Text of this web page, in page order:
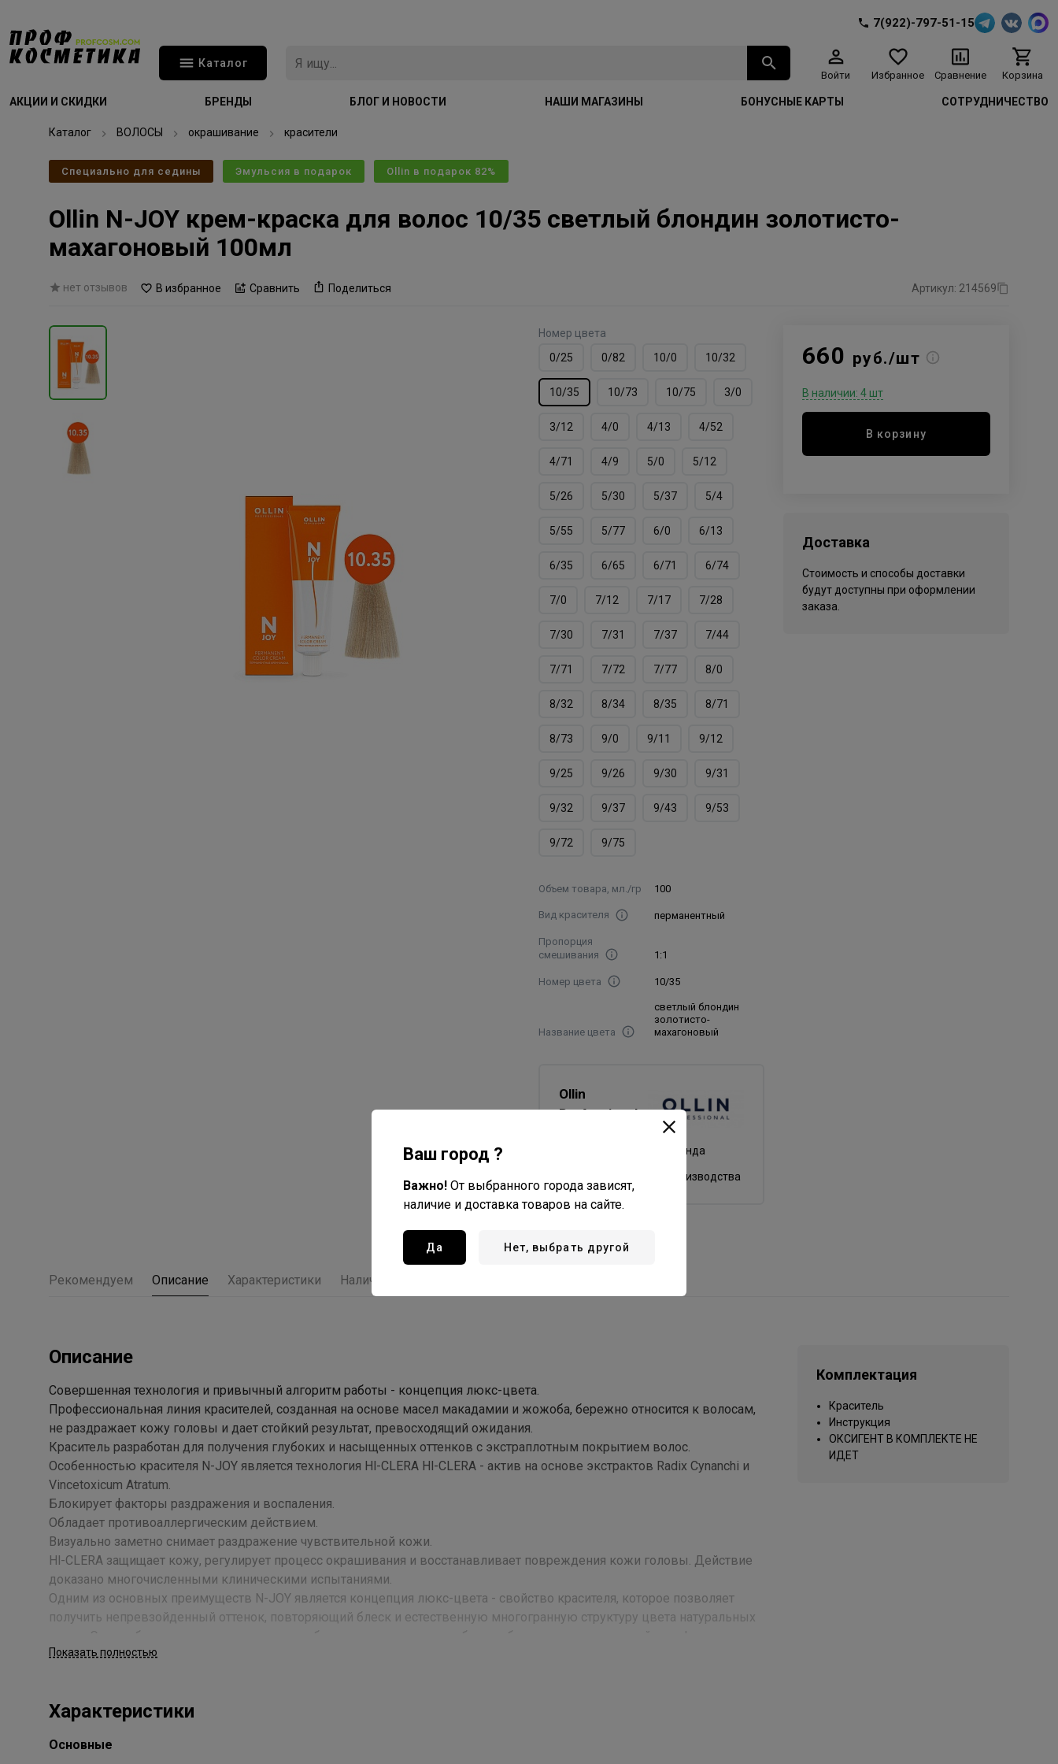
7(922)-797-51-15
Каталог
Войти Избранное Сравнение Корзина
АКЦИИ И СКИДКИ БРЕНДЫ БЛОГ И НОВОСТИ НАШИ МАГАЗИНЫ БОНУСНЫЕ КАРТЫ СОТРУДНИЧЕСТВО
Каталог ВОЛОСЫ окрашивание красители
Специально для седины Эмульсия в подарок Ollin в подарок 82%
Ollin N-JOY крем-краска для волос 10/35 светлый блондин золотисто-
махагоновый 100мл
нет отзывов В избранное Сравнить Поделиться Артикул: 214569
Номер цвета
0/25
0/82 10/0 10/32
10/35 10/73 10/75 3/0
3/12 4/0 4/13 4/52
4/71 4/9 5/0 5/12
5/26 5/30 5/37 5/4
5/55 5/77 6/0 6/13
6/35 6/65 6/71 6/74
7/0 7/12 7/17 7/28
7/30 7/31 7/37 7/44
7/71 7/72 7/77 8/0
8/32 8/34 8/35 8/71
8/73 9/0 9/11 9/12
9/25 9/26 9/30 9/31
9/32 9/37 9/43 9/53
9/72 9/75
Объем товара, мл./гр 100
Вид красителя перманентный
Пропорция
смешивания
1:1
Номер цвета 10/35
Название цвета
светлый блондин
золотисто-
махагоновый
Ollin
Professional
Россия - страна бренда
Россия - страна производства
660 руб./шт
В наличии: 4 шт
В корзину
Доставка
Стоимость и способы доставки
будут доступны при оформлении
заказа.
Рекомендуем Описание Характеристики Наличие
Описание
Совершенная технология и привычный алгоритм работы - концепция люкс-цвета.
Профессиональная линия красителей, созданная на основе масел макадамии и жожоба, бережно относится к волосам,
не раздражает кожу головы и дает стойкий результат, превосходящий ожидания.
Краситель разработан для получения глубоких и насыщенных оттенков с экстраплотным покрытием волос.
Особенностью красителя N-JOY является технология Hl-CLERA Hl-CLERA - актив на основе экстрактов Radix Cynanchi и
Vincetoxicum Atratum.
Блокирует факторы раздражения и воспаления.
Обладает противоаллергическим действием.
Визуально заметно снимает раздражение чувствительной кожи.
Hl-CLERA защищает кожу, регулирует процесс окрашивания и восстанавливает повреждения кожи головы. Действие
доказано многочисленными клиническими испытаниями.
Одним из основных преимуществ N-JOY является концепция люкс-цвета - свойство красителя, которое позволяет
получить непревзойденный оттенок, повторяющий блеск и естественную многогранную структуру цвета натуральных
ПАЛИТРА из 49 модных оттенков.
Мягкая перламутровая текстура крема обеспечивает простоту и легкость смешивания, а также удобство нанесения
100% покрытия седых волос.
Показать полностью
Характеристики
Основные
Комплектация
Краситель
Инструкция
ОКСИГЕНТ В КОМПЛЕКТЕ НЕ
ИДЕТ
Ваш город ?
Важно! От выбранного города зависят,
наличие и доставка товаров на сайте.
Да Нет, выбрать другой